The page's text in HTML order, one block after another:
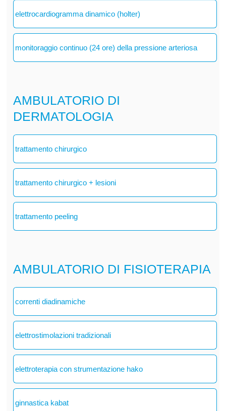
elettrocardiogramma dinamico (holter)
monitoraggio continuo (24 ore) della pressione arteriosa
AMBULATORIO DI
DERMATOLOGIA
trattamento chirurgico
trattamento chirurgico + lesioni
trattamento peeling
AMBULATORIO DI FISIOTERAPIA
correnti diadinamiche
elettrostimolazioni tradizionali
elettroterapia con strumentazione hako
ginnastica kabat